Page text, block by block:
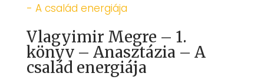
Vlagyimir Megre – 1.
könyv – Anasztázia – A
család energiája